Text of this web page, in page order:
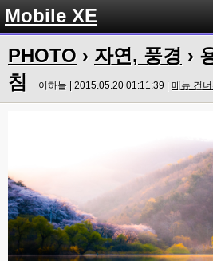
Mobile XE
PHOTO › 자연, 풍경 ›
침
이하늘 | 2015.05.20 01:11:39 | 메뉴 건너